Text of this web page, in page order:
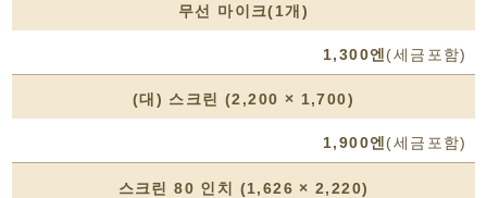
무선 마이크(1개)
1,300엔 (세금포함)
(대) 스크린 (2,200 × 1,700)
1,900엔(세금포함)
스크린 80 인치 (1,626 × 2,220)